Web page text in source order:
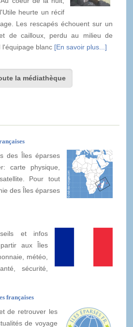
heurte un récif
Les rescapés échouent sur un
de cailloux, perdu au milieu de
l'équipage blanc [En savoir plus...]
la médiathèque
des Îles éparses
carte physique,
Pour tout
des Îles éparses
et infos
aux Îles
météo,
sécurité,
françaises
de retrouver les
de voyage